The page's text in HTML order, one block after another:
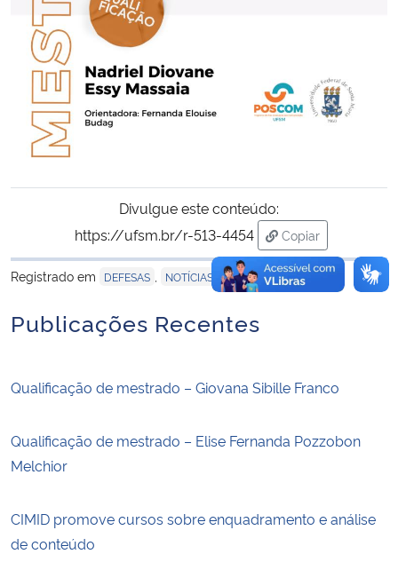
Gabinete de Segurança Institucional
Advocacia-Geral da União
Banco Central do Brasil
Divulgue este conteúdo:
https://ufsm.br/r-513-4454
Copiar
para área de
Registrado em
DEFESAS NOTÍCIAS
Publicações Recentes
Qualificação de mestrado – Giovana Sibille Franco
Qualificação de mestrado – Elise Fernanda Pozzobon
Melchior
CIMID promove cursos sobre enquadramento e análise
de conteúdo